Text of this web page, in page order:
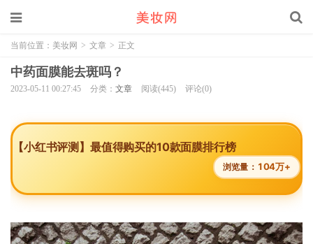
当前位置： 美妆网 > 文章 > 正文
中药面膜能去斑吗？
2023-05-11 00:27:45 分类： 文章 阅读(445) 评论(0)
【小红书评测】最值得购买的10款面膜排行榜
浏览量： 104万+